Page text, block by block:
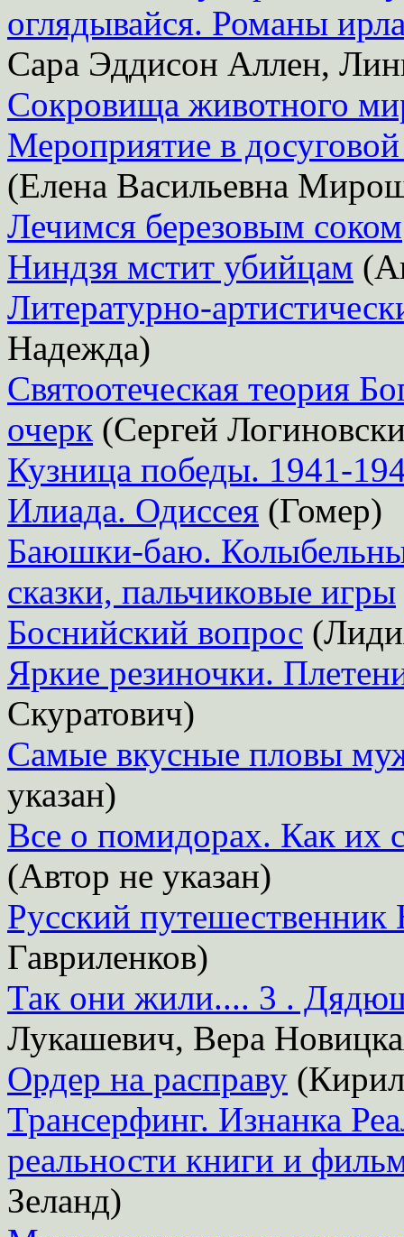
оглядывайся. Романы
Сара Эддисон Аллен,
Сокровища животного
Мероприятие в
(Елена Васильевна
Лечимся березовым соком
Ниндзя мстит убийцам
Литературно-
Надежда)
Святоотеческая теория
очерк (Сергей
Кузница победы. 1941-
Илиада. Одиссея (Гомер)
Баюшки-баю.
сказки, пальчиковые игры
Боснийский вопрос
Яркие резиночки.
Скуратович)
Самые вкусные пловы
указан)
Все о помидорах. Как их
(Автор не указан)
Русский
Гавриленков)
Так они жили.... 3 .
Лукашевич, Вера
Ордер на расправу
Трансерфинг. Изнанка
реальности книги и
Зеланд)